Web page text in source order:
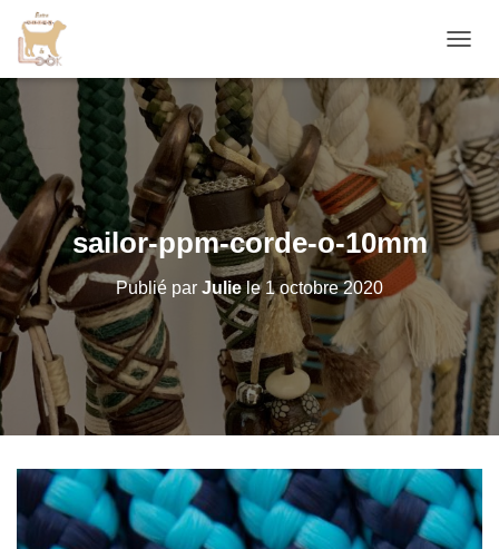
É
P
E
R
L
A
N
I
G
A
T
O
N
sailor-ppm-corde-o-10mm
Publié par Juliele1 octobre 2020